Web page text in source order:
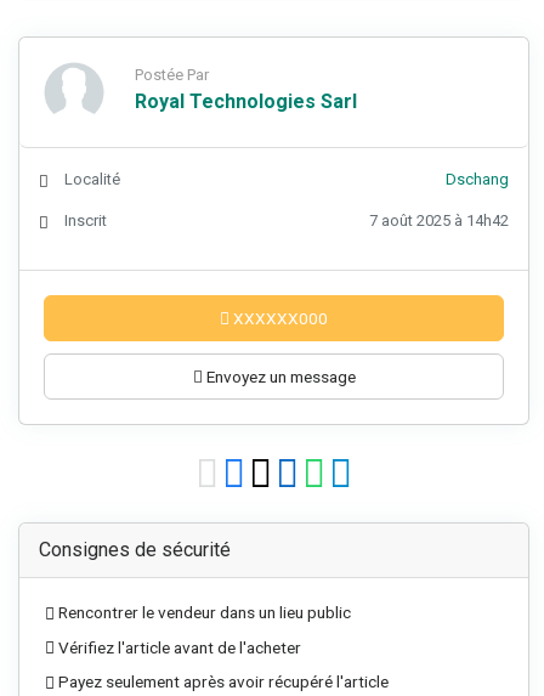
Postée Par
Royal Technologies Sarl
Localité Dschang
Inscrit 7 août 2025 à 14h42
XXXXXX000
Envoyez un message
Consignes de sécurité
Rencontrer le vendeur dans un lieu public
Vérifiez l'article avant de l'acheter
Payez seulement après avoir récupéré l'article